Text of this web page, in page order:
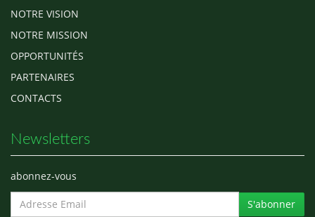
NOTRE VISION
NOTRE MISSION
OPPORTUNITÉS
PARTENAIRES
CONTACTS
Newsletters
abonnez-vous
S'abonner